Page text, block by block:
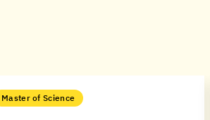
Master of Science